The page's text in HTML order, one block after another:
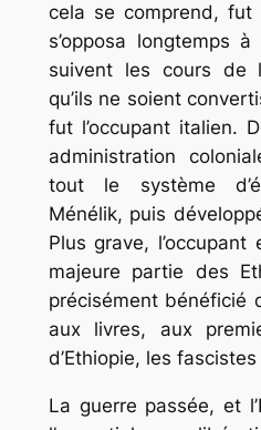
cela se comprend, fut
s’opposa longtemps
suivent les cours de
qu’ils ne soient
fut l’occupant italien.
administration
tout le système
Ménélik, puis
Plus grave, l’occupant
majeure partie des
précisément bénéficié
aux livres, aux
d’Ethiopie, les
La guerre passée, et